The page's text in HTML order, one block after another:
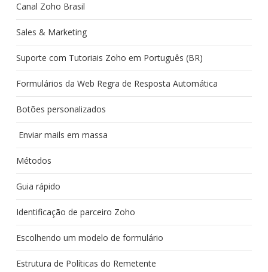
Canal Zoho Brasil
Sales & Marketing
Suporte com Tutoriais Zoho em Português (BR)
Formulários da Web Regra de Resposta Automática
Botões personalizados
Enviar mails em massa
Métodos
Guia rápido
Identificação de parceiro Zoho
Escolhendo um modelo de formulário
Estrutura de Políticas do Remetente